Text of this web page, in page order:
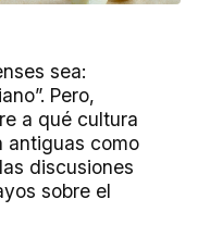
sea:
Pero,
a qué cultura
antiguas como
discusiones
sobre el